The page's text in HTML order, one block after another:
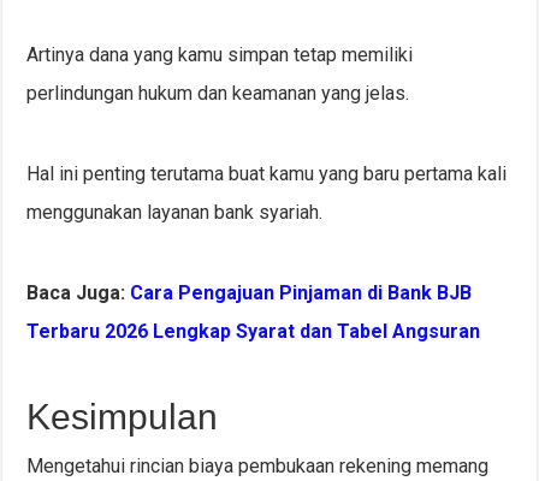
Artinya dana yang kamu simpan tetap memiliki
perlindungan hukum dan keamanan yang jelas.
Hal ini penting terutama buat kamu yang baru pertama kali
menggunakan layanan bank syariah.
Baca Juga: Cara Pengajuan Pinjaman di Bank BJB
Terbaru 2026 Lengkap Syarat dan Tabel Angsuran
Kesimpulan
Mengetahui rincian biaya pembukaan rekening memang